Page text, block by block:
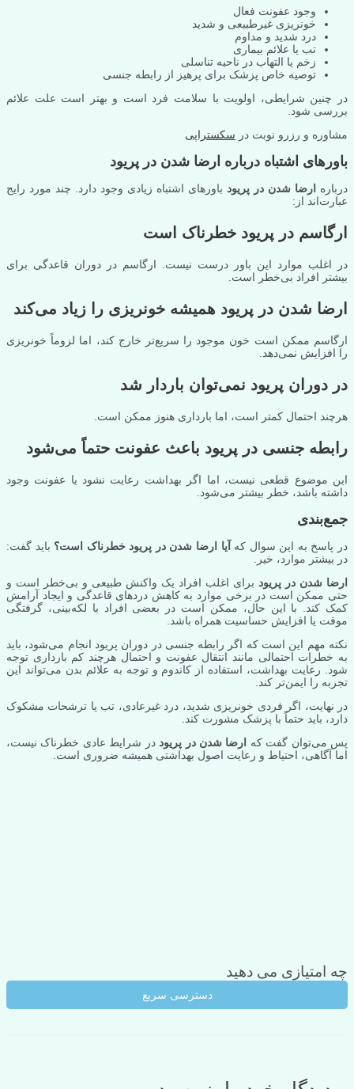
وجود عفونت فعال
خونریزی غیرطبیعی و شدید
درد شدید و مداوم
تب یا علائم بیماری
زخم یا التهاب در ناحیه تناسلی
توصیه خاص پزشک برای پرهیز از رابطه جنسی
در چنین شرایطی، اولویت با سلامت فرد است و بهتر است علت علائم
بررسی شود.
مشاوره و رزرو نوبت در سکستراپی
باورهای اشتباه درباره ارضا شدن در پریود
درباره ارضا شدن در پریود باورهای اشتباه زیادی وجود دارد. چند مورد رایج
عبارت‌اند از:
ارگاسم در پریود خطرناک است
در اغلب موارد این باور درست نیست. ارگاسم در دوران قاعدگی برای
بیشتر افراد بی‌خطر است.
ارضا شدن در پریود همیشه خونریزی را زیاد می‌کند
ارگاسم ممکن است خون موجود را سریع‌تر خارج کند، اما لزوماً خونریزی
را افزایش نمی‌دهد.
در دوران پریود نمی‌توان باردار شد
هرچند احتمال کمتر است، اما بارداری هنوز ممکن است.
رابطه جنسی در پریود باعث عفونت حتماً می‌شود
این موضوع قطعی نیست، اما اگر بهداشت رعایت نشود یا عفونت وجود
داشته باشد، خطر بیشتر می‌شود.
جمع‌بندی
در پاسخ به این سوال که آیا ارضا شدن در پریود خطرناک است؟ باید گفت:
در بیشتر موارد، خیر.
ارضا شدن در پریود برای اغلب افراد یک واکنش طبیعی و بی‌خطر است و
حتی ممکن است در برخی موارد به کاهش دردهای قاعدگی و ایجاد آرامش
کمک کند. با این حال، ممکن است در بعضی افراد با لکه‌بینی، گرفتگی
موقت یا افزایش حساسیت همراه باشد.
نکته مهم این است که اگر رابطه جنسی در دوران پریود انجام می‌شود، باید
به خطرات احتمالی مانند انتقال عفونت و احتمال هرچند کم بارداری توجه
شود. رعایت بهداشت، استفاده از کاندوم و توجه به علائم بدن می‌تواند این
تجربه را ایمن‌تر کند.
در نهایت، اگر فردی خونریزی شدید، درد غیرعادی، تب یا ترشحات مشکوک
دارد، باید حتماً با پزشک مشورت کند.
پس می‌توان گفت که
ارضا شدن در پریود در شرایط عادی خطرناک نیست،
اما آگاهی، احتیاط و رعایت اصول بهداشتی همیشه ضروری است.
چه امتیازی می دهید
دسترسی سریع